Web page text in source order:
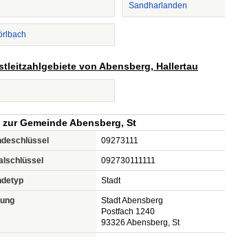
Sandharlanden
von Abensberg, Hallertau
zur Gemeinde Abensberg, St
09273111
092730111111
Stadt
Stadt Abensberg
Postfach 1240
93326 Abensberg, St